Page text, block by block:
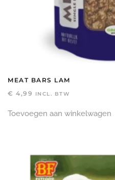
MEAT BARS LAM
€ 4,99 INCL. BTW
Toevoegen aan winkelwagen